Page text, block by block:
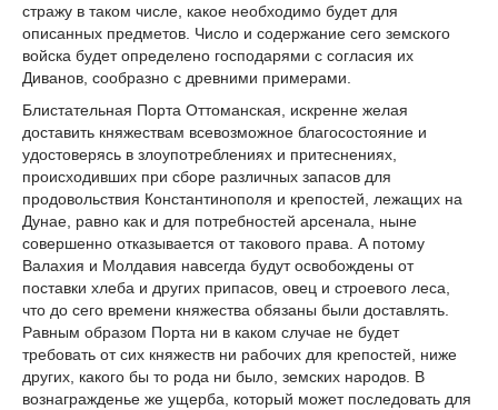
стражу в таком числе, какое необходимо будет для
описанных предметов. Число и содержание сего земского
войска будет определено господарями с согласия их
Диванов, сообразно с древними примерами.
Блистательная Порта Оттоманская, искренне желая
доставить княжествам всевозможное благосостояние и
удостоверясь в злоупотреблениях и притеснениях,
происходивших при сборе различных запасов для
продовольствия Константинополя и крепостей, лежащих на
Дунае, равно как и для потребностей арсенала, ныне
совершенно отказывается от такового права. А потому
Валахия и Молдавия навсегда будут освобождены от
поставки хлеба и других припасов, овец и строевого леса,
что до сего времени княжества обязаны были доставлять.
Равным образом Порта ни в каком случае не будет
требовать от сих княжеств ни рабочих для крепостей, ниже
других, какого бы то рода ни было, земских народов. В
вознагражденье же ущерба, который может последовать для